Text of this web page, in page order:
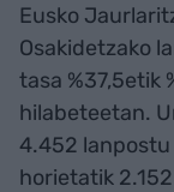
Eusko
Osakidetzako
tasa %37,5etik
hilabeteetan.
4.452
horietatik